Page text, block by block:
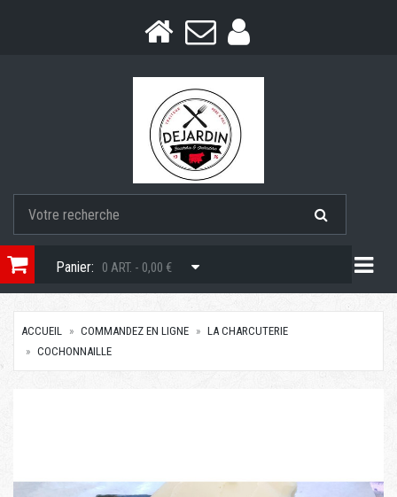
Panier: 0 ART. - 0,00 €
ACCUEIL COMMANDEZ EN LIGNE
LA CHARCUTERIE
COCHONNAILLE